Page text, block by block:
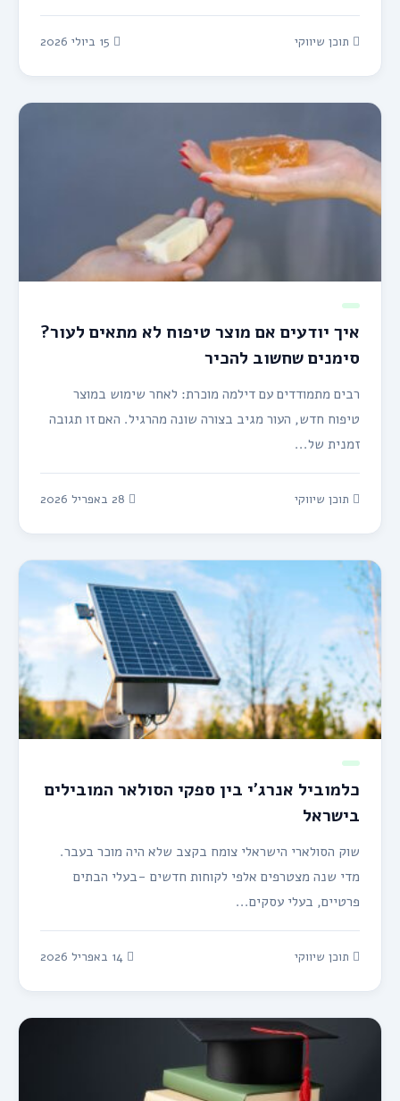
תוכן שיווקי
איך יודעים אם מוצר טיפוח לא מתאים לעור?
סימנים שחשוב להכיר
רבים מתמודדים עם דילמה מוכרת: לאחר שימוש במוצר
טיפוח חדש, העור מגיב בצורה שונה מהרגיל. האם זו תגובה
זמנית של...
תוכן שיווקי
כלמוביל אנרג’י בין ספקי הסולאר המובילים
בישראל
שוק הסולארי הישראלי צומח בקצב שלא היה מוכר בעבר.
מדי שנה מצטרפים אלפי לקוחות חדשים -בעלי הבתים
פרטיים, בעלי עסקים...
תוכן שיווקי